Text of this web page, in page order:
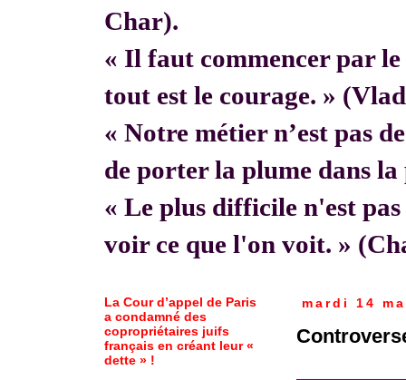
Char).
« Il faut commencer par le
tout est le courage. »
« Notre métier n’est pas
de porter la plume dans
« Le plus difficile n'est
voir ce que l'on voit. »
mardi 14
La Cour d’appel de Paris
a condamné des
copropriétaires juifs
français en créant leur «
dette » !